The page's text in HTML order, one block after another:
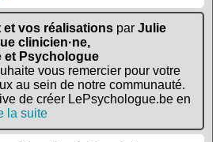
et vos réalisations parJulie
clinicien·ne,
et Psychologue
vous remercier pour votre
au sein de notre communauté.
de créer LePsychologue.be en
la suite